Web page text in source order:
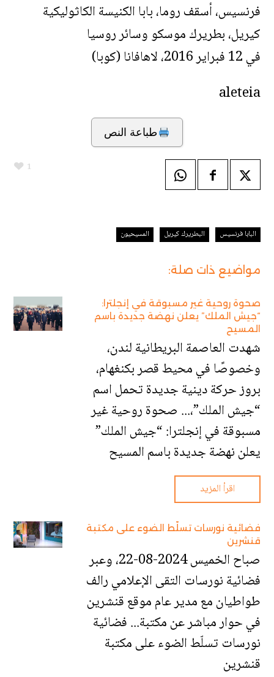
فرنسيس، أسقف روما، بابا الكنيسة الكاثوليكية
كيريل، بطريرك موسكو وسائر روسيا
في 12 فبراير 2016، لاهافانا (كوبا)
aleteia
طباعة النص
1
البابا فرنسيس البطريرك كيريل المسيحيون
مواضيع ذات صلة:
صحوة روحية غير مسبوقة في إنجلترا:
“جيش الملك” يعلن نهضة جديدة باسم
المسيح
شهدت العاصمة البريطانية لندن،
وخصوصًا في محيط قصر بكنغهام،
بروز حركة دينية جديدة تحمل اسم
“جيش الملك”،... صحوة روحية غير
مسبوقة في إنجلترا: “جيش الملك”
يعلن نهضة جديدة باسم المسيح
اقرأ المزيد
فضائية نورسات تسلّط الضوء على مكتبة
قنشرين
صباح الخميس 2024-08-22، وعبر
فضائية نورسات التقى الإعلامي رالف
طواطيان مع مدير عام موقع قنشرين
في حوار مباشر عن مكتبة... فضائية
نورسات تسلّط الضوء على مكتبة
قنشرين